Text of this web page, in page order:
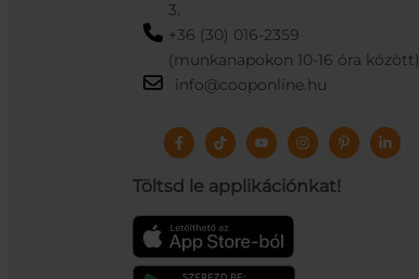
3.
+36 (30) 016-2359
(munkanapokon 10-16 óra között)
info@cooponline.hu
Töltsd le applikációnkat!